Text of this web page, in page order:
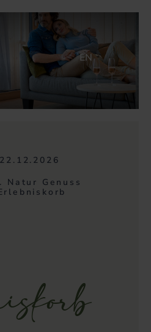
EN
Natur Genuss